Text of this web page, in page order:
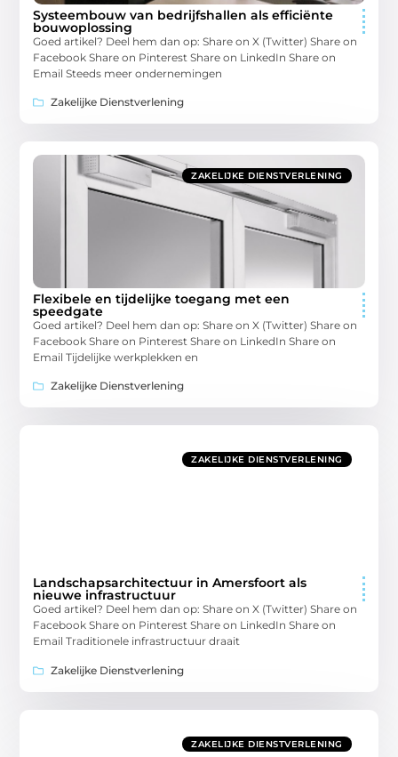
Systeembouw van bedrijfshallen als efficiënte
bouwoplossing
Goed artikel? Deel hem dan op: Share on X (Twitter) Share on
Facebook Share on Pinterest Share on LinkedIn Share on
Email Steeds meer ondernemingen
Zakelijke Dienstverlening
ZAKELIJKE DIENSTVERLENING
Flexibele en tijdelijke toegang met een
speedgate
Goed artikel? Deel hem dan op: Share on X (Twitter) Share on
Facebook Share on Pinterest Share on LinkedIn Share on
Email Tijdelijke werkplekken en
Zakelijke Dienstverlening
ZAKELIJKE DIENSTVERLENING
Landschapsarchitectuur in Amersfoort als
nieuwe infrastructuur
Goed artikel? Deel hem dan op: Share on X (Twitter) Share on
Facebook Share on Pinterest Share on LinkedIn Share on
Email Traditionele infrastructuur draait
Zakelijke Dienstverlening
ZAKELIJKE DIENSTVERLENING